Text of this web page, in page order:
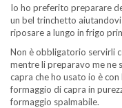
Io ho preferito preparare
un bel trinchetto
riposare a lungo in frigo
Non è obbligatorio servirli
mentre li preparavo me ne
capra che ho usato io è
formaggio di capra in
formaggio spalmabile.